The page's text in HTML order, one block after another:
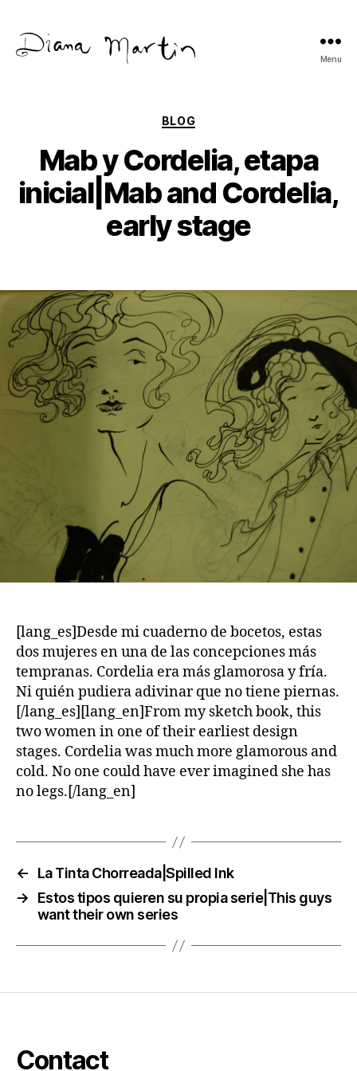
Menu
Categories
BLOG
Mab y Cordelia, etapa
inicial|Mab and Cordelia,
early stage
[lang_es]Desde mi cuaderno de bocetos, estas
dos mujeres en una de las concepciones más
tempranas. Cordelia era más glamorosa y fría.
Ni quién pudiera adivinar que no tiene piernas.
[/lang_es][lang_en]From my sketch book, this
two women in one of their earliest design
stages. Cordelia was much more glamorous and
cold. No one could have ever imagined she has
no legs.[/lang_en]
←
La Tinta Chorreada|Spilled Ink
→
Estos tipos quieren su propia serie|This guys
want their own series
Contact